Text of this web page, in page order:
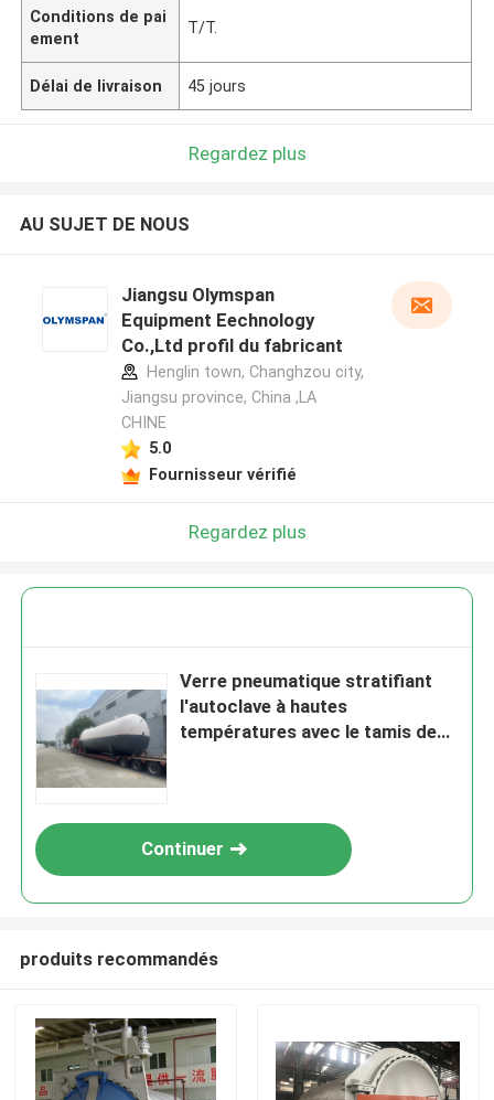
Conditions de pai
ement
T/T.
Délai de livraison 45 jours
Regardez plus
AU SUJET DE NOUS
Jiangsu Olymspan
Equipment Eechnology
Co.,Ltd profil du fabricant
Henglin town, Changhzou city,
Jiangsu province, China ,LA
CHINE
5.0
Fournisseur vérifié
Regardez plus
Verre pneumatique stratifiant
l'autoclave à hautes
températures avec le tamis de
Continuer
produits recommandés